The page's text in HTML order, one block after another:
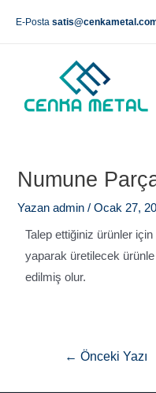
E-Posta
Numune
Yazan admin/Ocak 27,
Talep ettiğiniz ürünler
yaparak üretilecek
edilmiş olur.
← Önceki Yazı